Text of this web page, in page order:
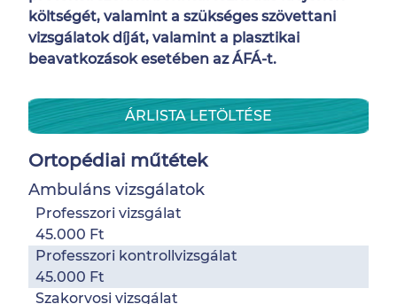
költségét, valamint a szükséges szövettani
vizsgálatok díját, valamint a plasztikai
beavatkozások esetében az ÁFÁ-t.
ÁRLISTA LETÖLTÉSE
Ortopédiai műtétek
Ambuláns vizsgálatok
Professzori vizsgálat
45.000 Ft
Professzori kontrollvizsgálat
45.000 Ft
Szakorvosi vizsgálat